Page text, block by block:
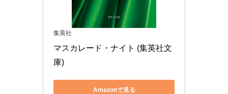
集英社
マスカレード・ナイト (集英社文
庫)
Amazonで見る